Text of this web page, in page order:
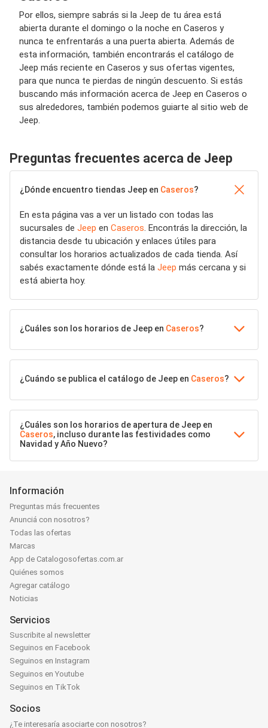
Por ellos, siempre sabrás si la Jeep de tu área está
abierta durante el domingo o la noche en Caseros y
nunca te enfrentarás a una puerta abierta. Además de
esta información, también encontrarás el catálogo de
Jeep más reciente en Caseros y sus ofertas vigentes,
para que nunca te pierdas de ningún descuento. Si estás
buscando más información acerca de Jeep en Caseros o
sus alrededores, también podemos guiarte al sitio web de
Jeep.
Preguntas frecuentes acerca de Jeep
¿Dónde encuentro tiendas Jeep en Caseros?
En esta página vas a ver un listado con todas las
sucursales de Jeep en Caseros. Encontrás la dirección, la
distancia desde tu ubicación y enlaces útiles para
consultar los horarios actualizados de cada tienda. Así
sabés exactamente dónde está la Jeep más cercana y si
está abierta hoy.
¿Cuáles son los horarios de Jeep en Caseros?
¿Cuándo se publica el catálogo de Jeep en Caseros?
¿Cuáles son los horarios de apertura de Jeep en
Caseros, incluso durante las festividades como
Navidad y Año Nuevo?
Información
Preguntas más frecuentes
Anunciá con nosotros?
Todas las ofertas
Marcas
App de Catalogosofertas.com.ar
Quiénes somos
Agregar catálogo
Noticias
Servicios
Suscribite al newsletter
Seguinos en Facebook
Seguinos en Instagram
Seguinos en Youtube
Seguinos en TikTok
Socios
¿Te interesaría asociarte con nosotros?